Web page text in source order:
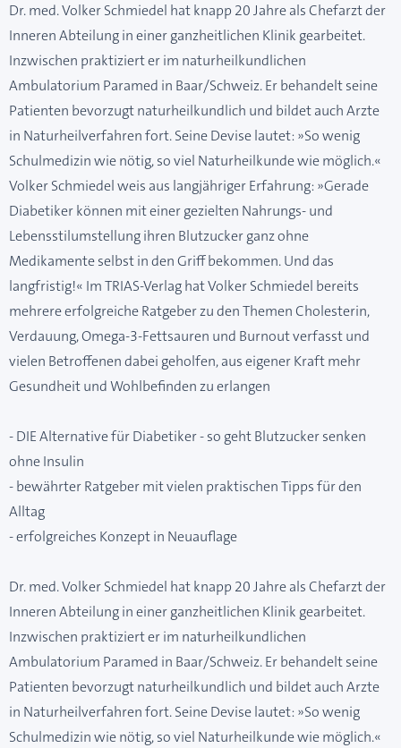
Dr. med. Volker Schmiedel hat knapp 20 Jahre als Chefarzt der
Inneren Abteilung in einer ganzheitlichen Klinik gearbeitet.
Inzwischen praktiziert er im naturheilkundlichen
Ambulatorium Paramed in Baar/Schweiz. Er behandelt seine
Patienten bevorzugt naturheilkundlich und bildet auch Arzte
in Naturheilverfahren fort. Seine Devise lautet: »So wenig
Schulmedizin wie nötig, so viel Naturheilkunde wie möglich.«
Volker Schmiedel weis aus langjähriger Erfahrung: »Gerade
Diabetiker können mit einer gezielten Nahrungs- und
Lebensstilumstellung ihren Blutzucker ganz ohne
Medikamente selbst in den Griff bekommen. Und das
langfristig!« Im TRIAS-Verlag hat Volker Schmiedel bereits
mehrere erfolgreiche Ratgeber zu den Themen Cholesterin,
Verdauung, Omega-3-Fettsauren und Burnout verfasst und
vielen Betroffenen dabei geholfen, aus eigener Kraft mehr
Gesundheit und Wohlbefinden zu erlangen
- DIE Alternative für Diabetiker - so geht Blutzucker senken
ohne Insulin
- bewährter Ratgeber mit vielen praktischen Tipps für den
Alltag
- erfolgreiches Konzept in Neuauflage
Dr. med. Volker Schmiedel hat knapp 20 Jahre als Chefarzt der
Inneren Abteilung in einer ganzheitlichen Klinik gearbeitet.
Inzwischen praktiziert er im naturheilkundlichen
Ambulatorium Paramed in Baar/Schweiz. Er behandelt seine
Patienten bevorzugt naturheilkundlich und bildet auch Arzte
in Naturheilverfahren fort. Seine Devise lautet: »So wenig
Schulmedizin wie nötig, so viel Naturheilkunde wie möglich.«